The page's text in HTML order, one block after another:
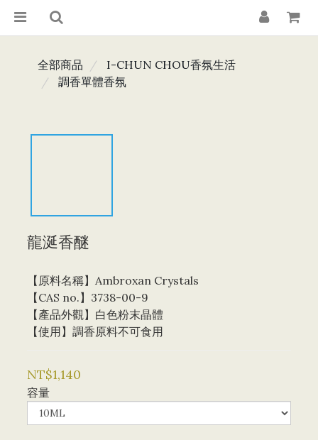
全部商品
I-CHUN CHOU香氛生活
調香單體香氛
龍涎香醚
【原料名稱】Ambroxan Crystals
【CAS no.】3738-00-9
【產品外觀】白色粉末晶體
【使用】調香原料不可食用
NT$1,140
容量